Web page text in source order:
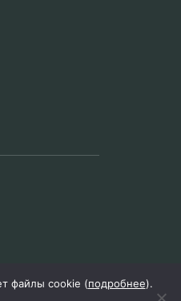
файлы cookie (подробнее).